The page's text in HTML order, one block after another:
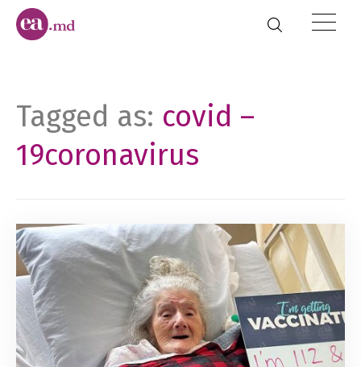
Tagged as: covid –
19coronavirus